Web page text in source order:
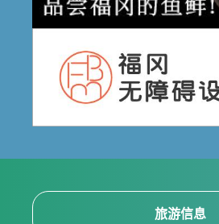
旅游信息